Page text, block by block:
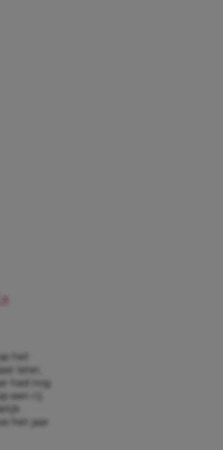
het
later,
had nog
een rij
het jaar